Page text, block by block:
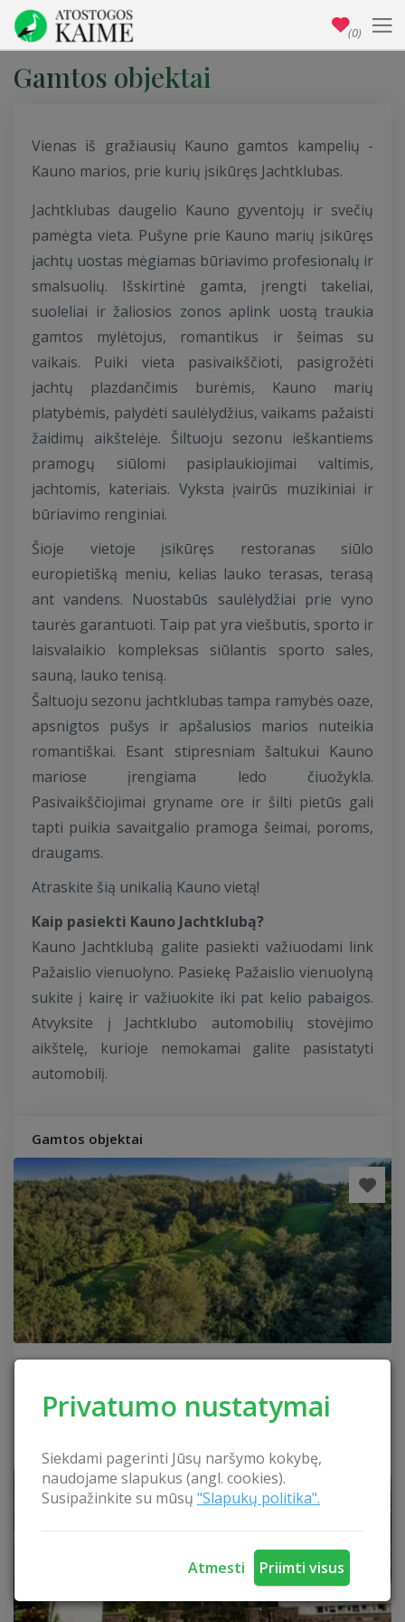
Privatumo nustatymai
Siekdami pagerinti Jūsų naršymo kokybę,
naudojame slapukus (angl. cookies).
Susipažinkite su mūsų "Slapukų politika".
Atmesti Priimti visus
Gamtos objektai
Vienas iš gražiausių Kauno gamtos kampelių -
Kauno marios, prie kurių įsikūręs Jachtklubas.
Jachtklubas daugelio Kauno gyventojų ir svečių
pamėgta vieta. Pušyne prie Kauno marių įsikūręs
jachtų uostas mėgiamas būriavimo profesionalų ir
smalsuolių. Išskirtinė gamta, įrengti takeliai,
suoleliai ir žaliosios zonos aplink uostą traukia
gamtos mylėtojus, romantikus ir šeimas su
vaikais. Puiki vieta pasivaikščioti, pasigrožėti
jachtų plazdančimis burėmis, Kauno marių
platybėmis, palydėti saulėlydžius, vaikams pažaisti
žaidimų aikštelėje. Šiltuoju sezonu ieškantiems
pramogų siūlomi pasiplaukiojimai valtimis,
jachtomis, kateriais. Vyksta įvairūs muzikiniai ir
būriavimo renginiai.
Šioje vietoje įsikūręs restoranas siūlo
europietišką meniu, kelias lauko terasas, terasą
ant vandens. Nuostabūs saulėlydžiai prie vyno
taurės garantuoti. Taip pat yra viešbutis, sporto ir
laisvalaikio kompleksas siūlantis sporto sales,
sauną, lauko tenisą.
Šaltuoju sezonu jachtklubas tampa ramybės oaze,
apsnigtos pušys ir apšalusios marios nuteikia
romantiškai. Esant stipresniam šaltukui Kauno
mariose įrengiama ledo čiuožykla.
Pasivaikščiojimai gryname ore ir šilti pietūs gali
tapti puikia savaitgalio pramoga šeimai, poroms,
draugams.
Atraskite šią unikalią Kauno vietą!
Kaip pasiekti Kauno Jachtklubą?
Kauno Jachtklubą galite pasiekti važiuodami link
Pažaislio vienuolyno. Pasiekę Pažaislio vienuolyną
sukite į kairę ir važiuokite iki pat kelio pabaigos.
Atvyksite į Jachtklubo automobilių stovėjimo
aikštelę, kurioje nemokamai galite pasistatyti
automobilį.
Gamtos objektai
Kauno rajonas
(0)